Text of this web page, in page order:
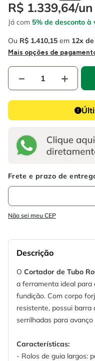
R$ 1.339,64/un
Já com 5% de desconto à
Ou R$ 1.410,15 em 12
Mais opções de
＋
－
Não sei meu CEP
Descrição
O Cortador de Tubo
a ferramenta ideal para
fundição. Com corpo
resistente, possui barra
serrilhadas para
Características:
- Rolos de guia largos:
6 fio
7º serra copo
8º disco corte
luva
º escada
º serra circular
º fio
disco corte
º chave impacto
10º luva